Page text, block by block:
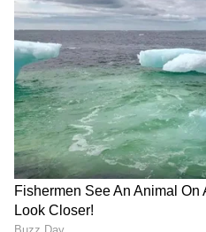
ಒಂದು ಹೊತ್ತು ಊಟಕ್ಕೂ ಕಷ್ಟ,
ಈಗ ₹23 ಲಕ್ಷದ ಕಾರು; Instagram
ಆದಾಯ ಬಿಚ್ಚಿಟ್ಟ ಕನ್ನಡ